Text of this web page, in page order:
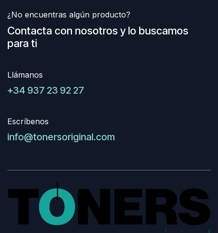
¿No encuentras algún producto?
Contacta con nosotros y lo buscamos
para ti
Llámanos
+34 937 23 92 27
Escríbenos
info@tonersoriginal.com